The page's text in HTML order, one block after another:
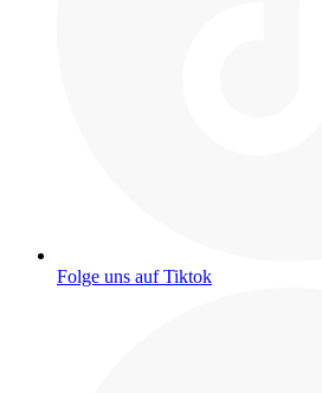
Folge uns auf Tiktok